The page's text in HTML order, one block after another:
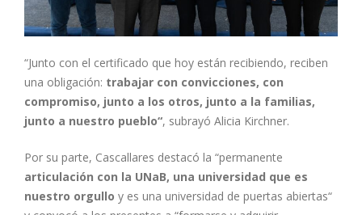
“Junto con el certificado que hoy están recibiendo, reciben
una obligación: trabajar con convicciones, con
compromiso, junto a los otros, junto a la familias,
junto a nuestro pueblo“, subrayó Alicia Kirchner.
Por su parte, Cascallares destacó la “permanente
articulación con la UNaB, una universidad que es
nuestro orgullo y es una universidad de puertas abiertas“